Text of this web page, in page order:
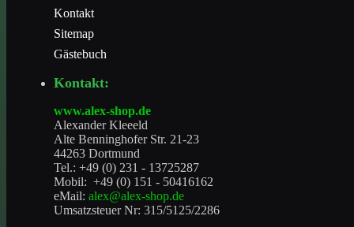
Kontakt
Sitemap
Gästebuch
Kontakt:
www.alex-shop.de
Alexander Kleeeld
Alte Benninghofer Str. 21-23
44263 Dortmund
Tel.: +49 (0) 231 - 13725287
Mobil: +49 (0) 151 - 50416162
eMail: alex@alex-shop.de
Umsatzsteuer Nr: 315/5125/2286